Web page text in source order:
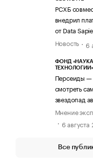
РСХБ
внедрил
от Data
Новость
6
ФОНД
ТЕХНОЛОГИИ»
Персеиды —
смотреть
звездопад
Мнение
6 августа
Все